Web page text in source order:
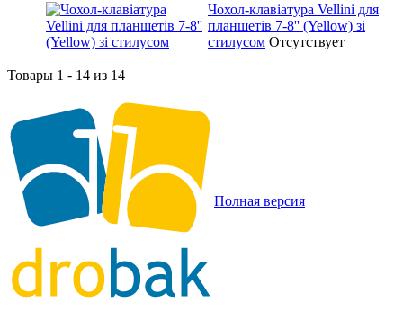
Чохол-клавіатура Vellini для
планшетів 7-8'' (Yellow) зі
стилусом Отсутствует
Товары 1 - 14 из 14
Полная версия